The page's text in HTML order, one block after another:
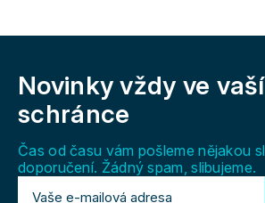
s
Novinky vždy ve vaší
schránce
Čas od času vám pošleme nějakou
doporučení. Žádný spam, slibujeme.